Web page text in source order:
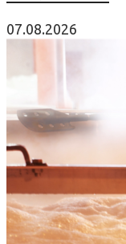
07.08.2026